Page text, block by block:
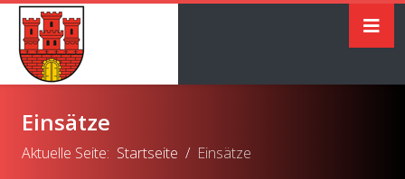
Einsätze
Aktuelle Seite: Startseite Einsätze